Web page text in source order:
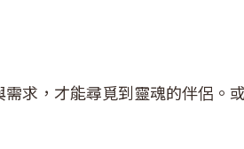
求，才能尋覓到靈魂的伴侶。